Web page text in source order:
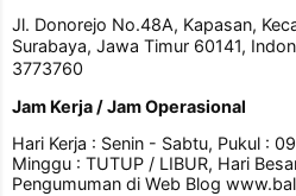
Jl. Donorejo No.48A, Kapasan,
Surabaya, Jawa Timur 60141,
3773760
Jam Kerja / Jam Operasional
Hari Kerja : Senin - Sabtu, Pukul :
Minggu : TUTUP / LIBUR, Hari
Pengumuman di Web Blog